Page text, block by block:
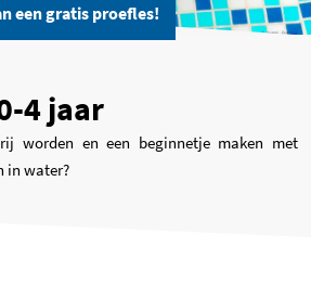
een gratis proefles!(opent in een
4 jaar
worden en een beginnetje maken met
in water?